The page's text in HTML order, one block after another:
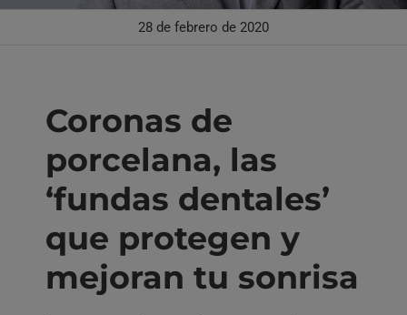
28 de febrero de 2020
Coronas de
porcelana, las
‘fundas dentales’
que protegen y
mejoran tu sonrisa